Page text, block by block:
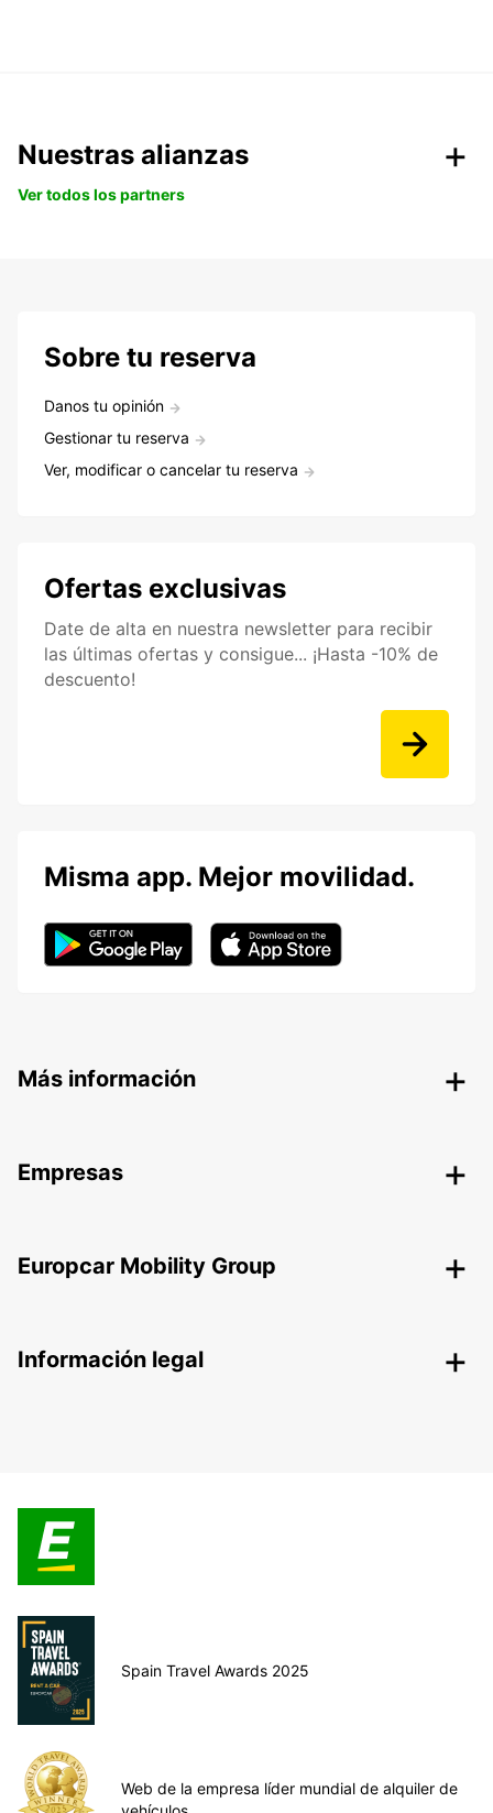
Nuestras alianzas
Ver todos los partners
Sobre tu reserva
Danos tu opinión
Gestionar tu reserva
Ver, modificar o cancelar tu reserva
Ofertas exclusivas
Date de alta en nuestra newsletter para recibir
las últimas ofertas y consigue... ¡Hasta -10% de
descuento!
Misma app. Mejor movilidad.
Más información
Empresas
Europcar Mobility Group
Información legal
Spain Travel Awards 2025
Web de la empresa líder mundial de alquiler de